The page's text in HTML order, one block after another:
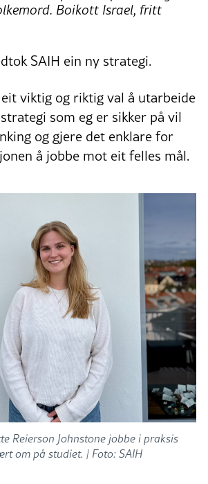
Boikott Israel, fritt
SAIH ein ny strategi.
viktig og riktig val å utarbeide
som eg er sikker på vil
og gjere det enklare for
å jobbe mot eit felles mål.
Reierson Johnstone jobbe i praksis
om på studiet. | Foto: SAIH